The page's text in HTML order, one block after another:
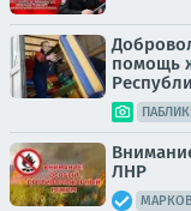
помощь
ЛНР